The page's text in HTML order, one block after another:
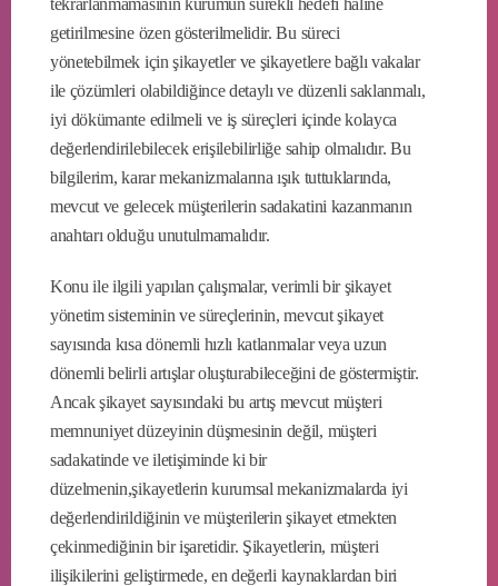
getirilmesine özen gösterilmelidir. Bu süreci
yönetebilmek için şikayetler ve şikayetlere bağlı vakalar
ile çözümleri olabildiğince detaylı ve düzenli saklanmalı,
iyi dökümante edilmeli ve iş süreçleri içinde kolayca
değerlendirilebilecek erişilebilirliğe sahip olmalıdır. Bu
bilgilerim, karar mekanizmalarına ışık tuttuklarında,
mevcut ve gelecek müşterilerin sadakatini kazanmanın
anahtarı olduğu unutulmamalıdır.
Konu ile ilgili yapılan çalışmalar, verimli bir şikayet
yönetim sisteminin ve süreçlerinin, mevcut şikayet
sayısında kısa dönemli hızlı katlanmalar veya uzun
dönemli belirli artışlar oluşturabileceğini de göstermiştir.
Ancak şikayet sayısındaki bu artış mevcut müşteri
memnuniyet düzeyinin düşmesinin değil, müşteri
sadakatinde ve iletişiminde ki bir
düzelmenin,şikayetlerin kurumsal mekanizmalarda iyi
değerlendirildiğinin ve müşterilerin şikayet etmekten
çekinmediğinin bir işaretidir. Şikayetlerin, müşteri
ilişikilerini geliştirmede, en değerli kaynaklardan biri